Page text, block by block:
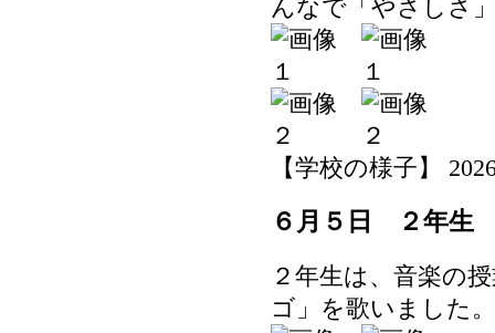
んなで「やさしさ
【学校の様子】
６月５日 ２年生
２年生は、音楽の
ゴ」を歌いました。